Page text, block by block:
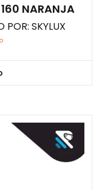
NARANJA
POR: SKYLUX